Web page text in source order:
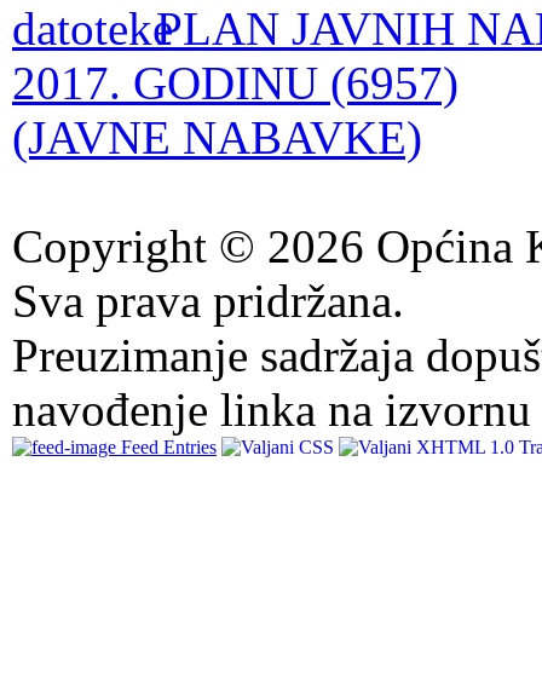
PLAN JAVNIH
2017. GODINU (6957)
(JAVNE NABAVKE)
Copyright © 2026 Općina
Sva prava pridržana.
Preuzimanje sadržaja
navođenje linka na izvornu
Feed Entries